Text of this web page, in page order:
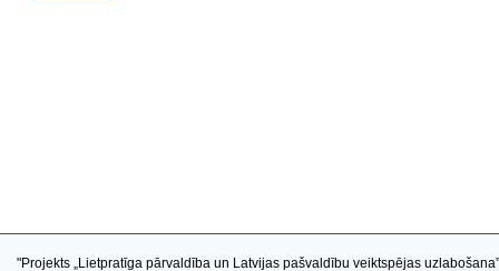
"Projekts „Lietpratīga pārvaldība un Latvijas pašvaldību veiktspējas